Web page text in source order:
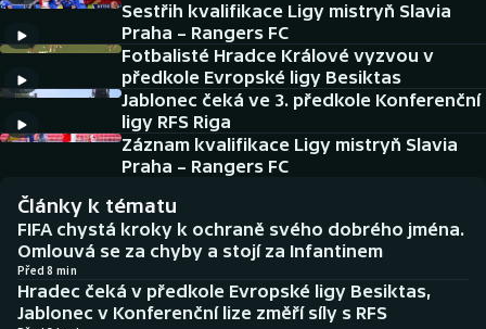
DALŠÍ SPORTY
Americký fotbal
Baseball a softbal
Biatlon
Boby a skeleton
Box
NEPŘEHLÉDNĚTE
Historické návraty
Aplikace ČT sport
AZ kvíz
Sestřih kvalifikace Ligy mistryň Slavia
Praha – Rangers FC
Fotbalisté Hradce Králové vyzvou v
předkole Evropské ligy Besiktas
Jablonec čeká ve 3. předkole Konferenční
ligy RFS Riga
Záznam kvalifikace Ligy mistryň Slavia
Praha – Rangers FC
Články k tématu
FIFA chystá kroky k ochraně svého dobrého jména.
Omlouvá se za chyby a stojí za Infantinem
Před 8 min
Hradec čeká v předkole Evropské ligy Besiktas,
Jablonec v Konferenční lize změří síly s RFS